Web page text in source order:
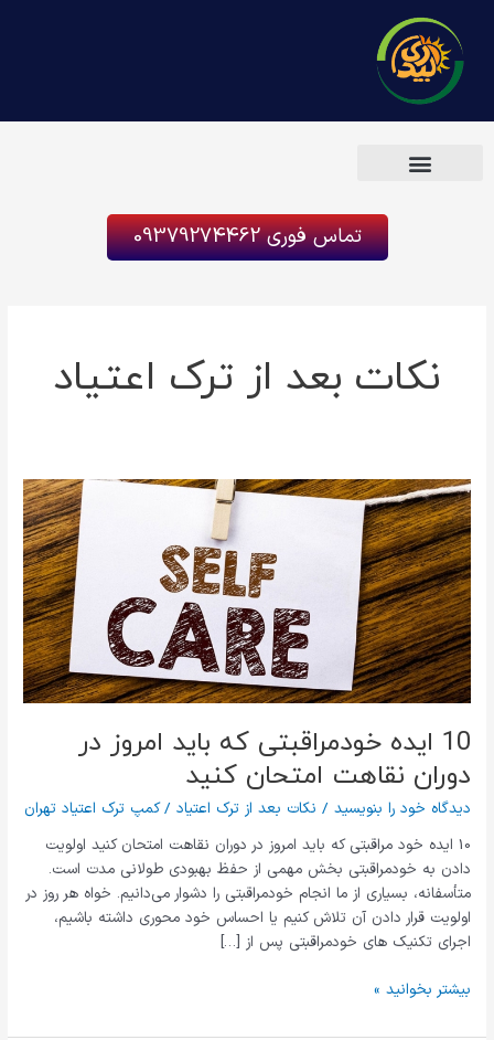
محتوا
تماس فوری 09379274462
نکات بعد از ترک اعتیاد
10 ایده خودمراقبتی که باید امروز در
دوران نقاهت امتحان کنید
دیدگاه‌ خود را بنویسید / نکات بعد از ترک اعتیاد /کمپ ترک اعتیاد تهران
10 ایده خود مراقبتی که باید امروز در دوران نقاهت امتحان کنید اولویت
دادن به خودمراقبتی بخش مهمی از حفظ بهبودی طولانی مدت است.
متأسفانه، بسیاری از ما انجام خودمراقبتی را دشوار می‌دانیم. خواه هر روز در
اولویت قرار دادن آن تلاش کنیم یا احساس خود محوری داشته باشیم،
اجرای تکنیک های خودمراقبتی پس از […]
10
ایده
خودمراقبتی
که
باید
امروز
در
دوران
نقاهت
امتحان
کنید
بیشتر بخوانید »